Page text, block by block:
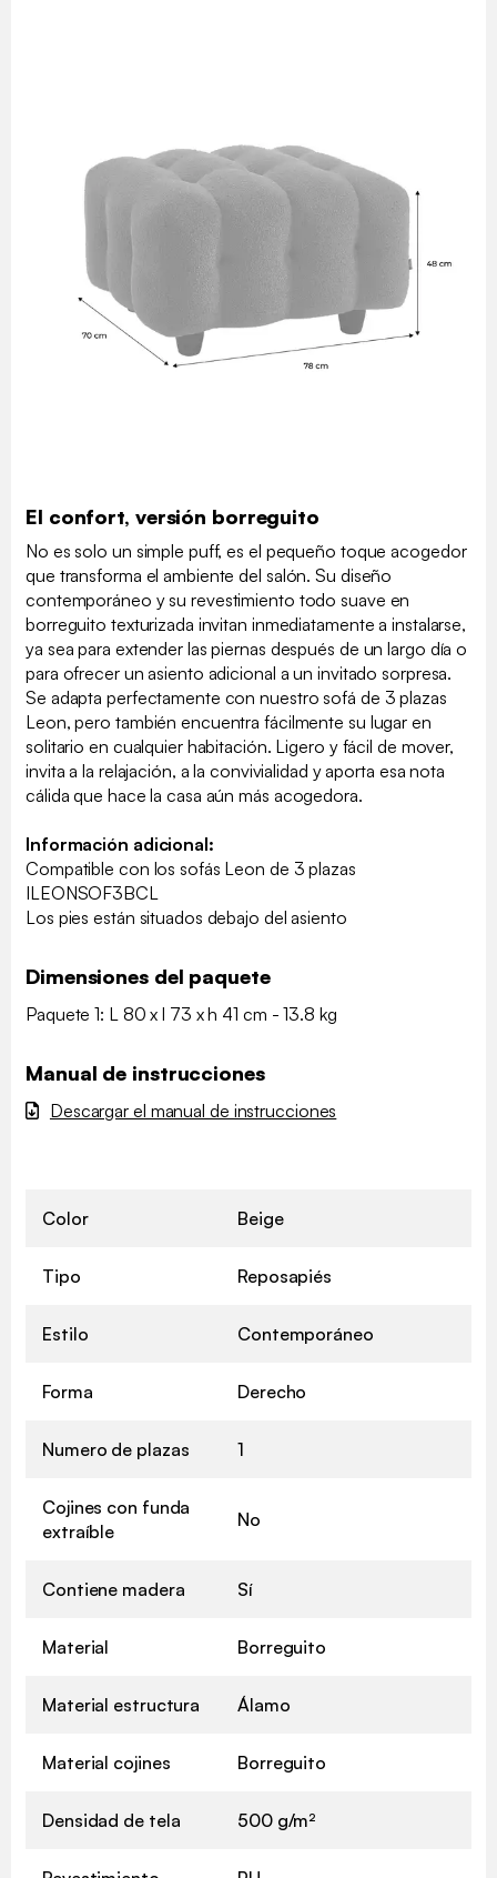
El confort, versión borreguito
No es solo un simple puff, es el pequeño toque acogedor
que transforma el ambiente del salón. Su diseño
contemporáneo y su revestimiento todo suave en
borreguito texturizada invitan inmediatamente a instalarse,
ya sea para extender las piernas después de un largo día o
para ofrecer un asiento adicional a un invitado sorpresa.
Se adapta perfectamente con nuestro sofá de 3 plazas
Leon, pero también encuentra fácilmente su lugar en
solitario en cualquier habitación. Ligero y fácil de mover,
invita a la relajación, a la convivialidad y aporta esa nota
cálida que hace la casa aún más acogedora.
Información adicional:
Compatible con los sofás Leon de 3 plazas
ILEONSOF3BCL
Los pies están situados debajo del asiento
Dimensiones del paquete
Paquete 1: L 80 x l 73 x h 41 cm - 13.8 kg
Manual de instrucciones
Descargar el manual de instrucciones
Color Beige
Tipo Reposapiés
Estilo Contemporáneo
Forma Derecho
Numero de plazas 1
Cojines con funda
extraíble
No
Contiene madera Sí
Material Borreguito
Material estructura Álamo
Material cojines Borreguito
Densidad de tela 500 g/m²